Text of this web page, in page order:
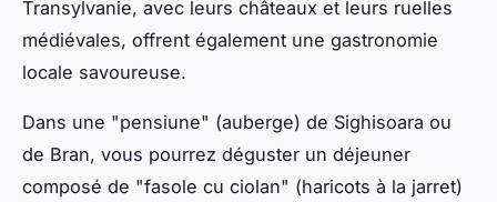
Transylvanie, avec leurs châteaux et leurs ruelles
médiévales, offrent également une gastronomie
locale savoureuse.
Dans une "pensiune" (auberge) de Sighisoara ou
de Bran, vous pourrez déguster un déjeuner
composé de "fasole cu ciolan" (haricots à la jarret)